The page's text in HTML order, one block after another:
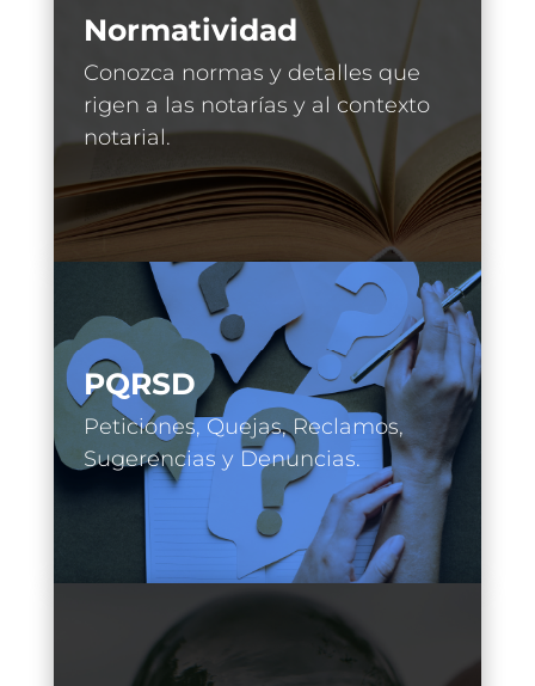
Normatividad
Conozca normas y detalles que
rigen a las notarías y al contexto
notarial.
PQRSD
Peticiones, Quejas, Reclamos,
Sugerencias y Denuncias.